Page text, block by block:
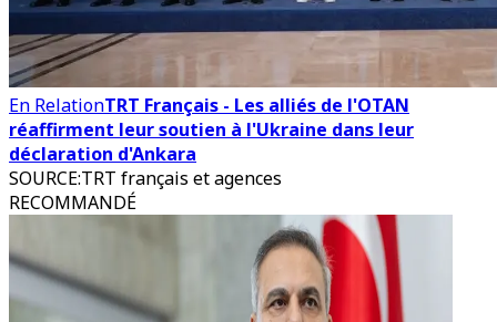
En RelationTRT Français - Les alliés de l'OTAN
réaffirment leur soutien à l'Ukraine dans leur
déclaration d'Ankara
SOURCE:TRT français et agences
RECOMMANDÉ